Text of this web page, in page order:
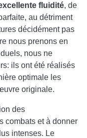
fluidité, de
au détriment
décidément pas
nous prenons en
nous ne
ils ont été réalisés
optimale les
originale.
des
combats et à donner
intenses. Le